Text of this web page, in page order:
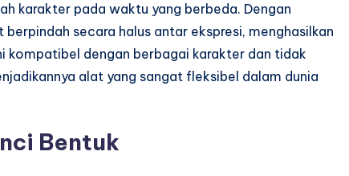
karakter pada waktu yang berbeda. Dengan
secara halus antar ekspresi, menghasilkan
kompatibel dengan berbagai karakter dan tidak
alat yang sangat fleksibel dalam dunia
Bentuk